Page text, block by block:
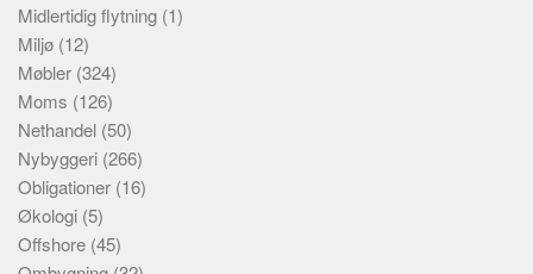
Midlertidig flytning (1)
Miljø (12)
Møbler (324)
Moms (126)
Nethandel (50)
Nybyggeri (266)
Obligationer (16)
Økologi (5)
Offshore (45)